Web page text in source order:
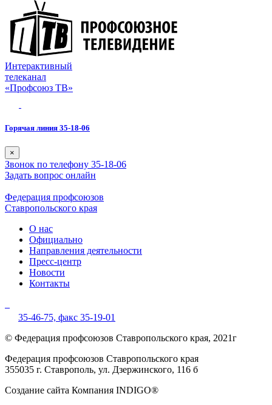
Интерактивный
телеканал
«Профсоюз ТВ»
Горячая линия 35-18-06
×
Звонок по телефону 35-18-06
Задать вопрос онлайн
Федерация профсоюзов
Ставропольского края
О нас
Официально
Направления деятельности
Пресс-центр
Новости
Контакты
35-46-75, факс 35-19-01
© Федерация профсоюзов Ставропольского края, 2021г
Федерация профсоюзов Ставропольского края
355035 г. Ставрополь, ул. Дзержинского, 116 б
Создание сайта Компания INDIGO®